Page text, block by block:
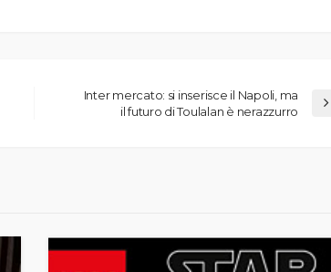
Inter mercato: si inserisce il Napoli, ma
il futuro di Toulalan è nerazzurro